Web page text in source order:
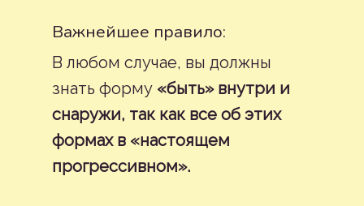
Важнейшее правило:
В любом случае, вы должны
знать форму «быть» внутри и
снаружи, так как все об этих
формах в «настоящем
прогрессивном».